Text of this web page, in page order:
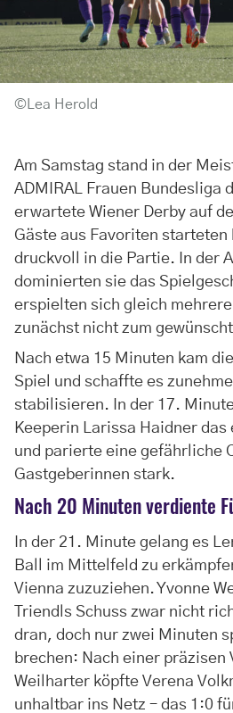
©Lea Herold
Am Samstag stand in der
ADMIRAL Frauen Bundesliga
erwartete Wiener Derby auf
Gäste aus Favoriten
druckvoll in die Partie. In der
dominierten sie das
erspielten sich gleich
zunächst nicht zum
Nach etwa 15 Minuten kam
Spiel und schaffte es
stabilisieren. In der 17.
Keeperin Larissa Haidner
und parierte eine gefährliche
Gastgeberinnen stark.
Nach 20 Minuten verdiente
In der 21. Minute gelang es
Ball im Mittelfeld zu
Vienna zuzuziehen. Yvonne
Triendls Schuss zwar nicht
dran, doch nur zwei Minuten
brechen: Nach einer präzisen
Weilharter köpfte Verena
unhaltbar ins Netz – das 1:0